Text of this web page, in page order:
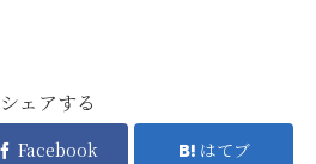
シェアする
Facebook はてブ